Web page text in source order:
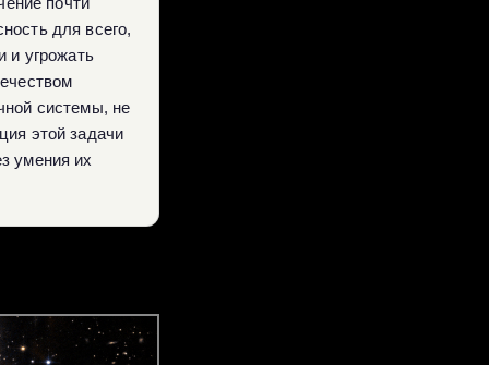
для всего,
и угрожать
системы, не
этой задачи
умения их